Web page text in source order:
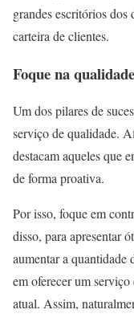
grandes escritórios dos
carteira de clientes.
Foque na
Um dos pilares de
serviço de qualidade.
destacam aqueles que
de forma proativa.
Por isso, foque em
disso, para apresentar
aumentar a quantidade
em oferecer um
atual. Assim,